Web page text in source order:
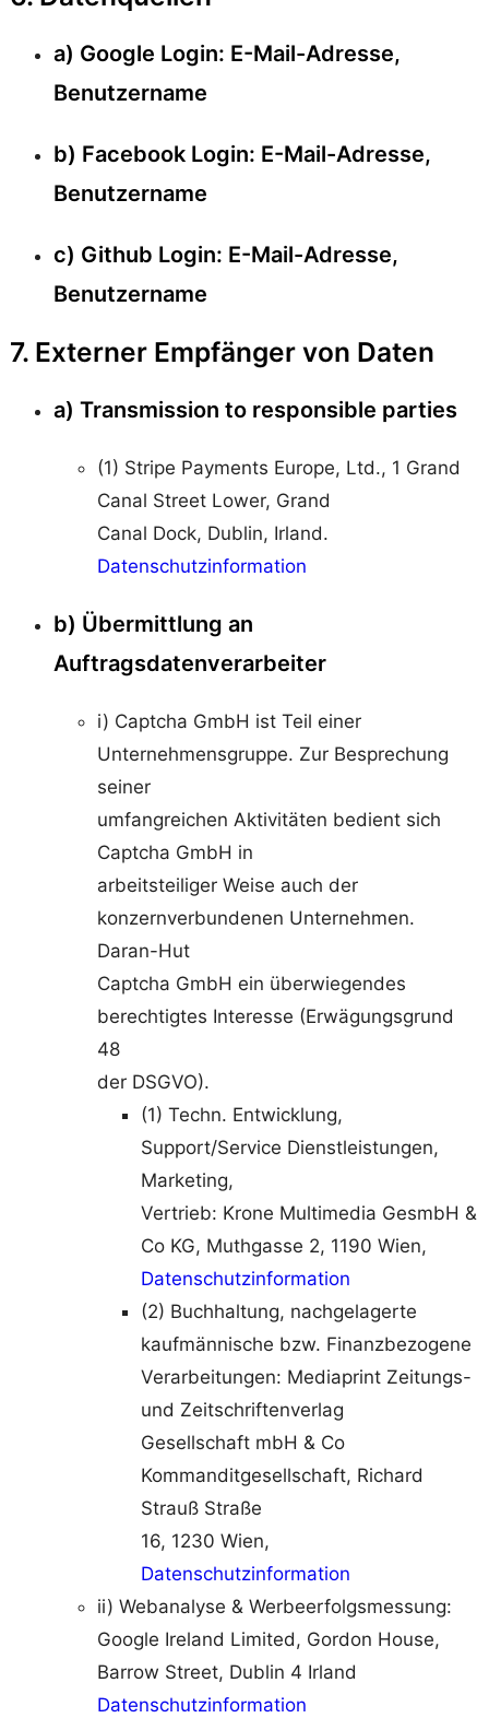
a) Google Login: E-Mail-Adresse,
Benutzername
b) Facebook Login: E-Mail-Adresse,
Benutzername
c) Github Login: E-Mail-Adresse,
Benutzername
7. Externer Empfänger von Daten
a) Transmission to responsible parties
(1) Stripe Payments Europe, Ltd., 1 Grand
Canal Street Lower, Grand
Canal Dock, Dublin, Irland.
Datenschutzinformation
b) Übermittlung an
Auftragsdatenverarbeiter
i) Captcha GmbH ist Teil einer
Unternehmensgruppe. Zur Besprechung
seiner
umfangreichen Aktivitäten bedient sich
Captcha GmbH in
arbeitsteiliger Weise auch der
konzernverbundenen Unternehmen.
Daran-Hut
Captcha GmbH ein überwiegendes
berechtigtes Interesse (Erwägungsgrund
48
der DSGVO).
(1) Techn. Entwicklung,
Support/Service Dienstleistungen,
Marketing,
Vertrieb: Krone Multimedia GesmbH &
Co KG, Muthgasse 2, 1190 Wien,
Datenschutzinformation
(2) Buchhaltung, nachgelagerte
kaufmännische bzw. Finanzbezogene
Verarbeitungen: Mediaprint Zeitungs-
und Zeitschriftenverlag
Gesellschaft mbH & Co
Kommanditgesellschaft, Richard
Strauß Straße
16, 1230 Wien,
Datenschutzinformation
ii) Webanalyse & Werbeerfolgsmessung:
Google Ireland Limited, Gordon House,
Barrow Street, Dublin 4 Irland
Datenschutzinformation